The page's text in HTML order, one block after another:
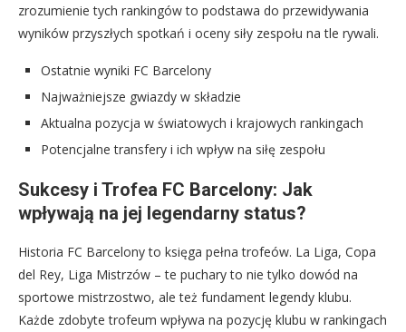
zrozumienie tych rankingów to podstawa do przewidywania
wyników przyszłych spotkań i oceny siły zespołu na tle rywali.
Ostatnie wyniki FC Barcelony
Najważniejsze gwiazdy w składzie
Aktualna pozycja w światowych i krajowych rankingach
Potencjalne transfery i ich wpływ na siłę zespołu
Sukcesy i Trofea FC Barcelony: Jak
wpływają na jej legendarny status?
Historia FC Barcelony to księga pełna trofeów. La Liga, Copa
del Rey, Liga Mistrzów – te puchary to nie tylko dowód na
sportowe mistrzostwo, ale też fundament legendy klubu.
Każde zdobyte trofeum wpływa na pozycję klubu w rankingach